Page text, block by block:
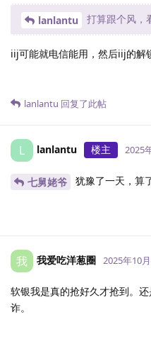
lanlantu 打算跟个风，
iij可能就电信能用，然后iij的解
lanlantu 回复了此帖
L lanlantu 楼主 2025
七舅姥爷 犹豫了一天，算
我 我爱吃洋葱圈 2025年10
软银我是真的抢好久才抢到。
诈。